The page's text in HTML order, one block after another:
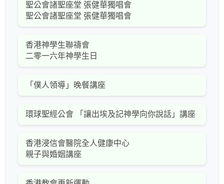
聖公會諸聖座堂 張健華獨唱會
聖公會諸聖座堂 張健華獨唱會
香港神學生聯禱會
二零一六年神學生日
「僕人領導」晚餐講座
環球聖經公會 「讓出埃及記神學向你說話」講座
香港浸信會醫院全人健康中心
親子與婚姻講座